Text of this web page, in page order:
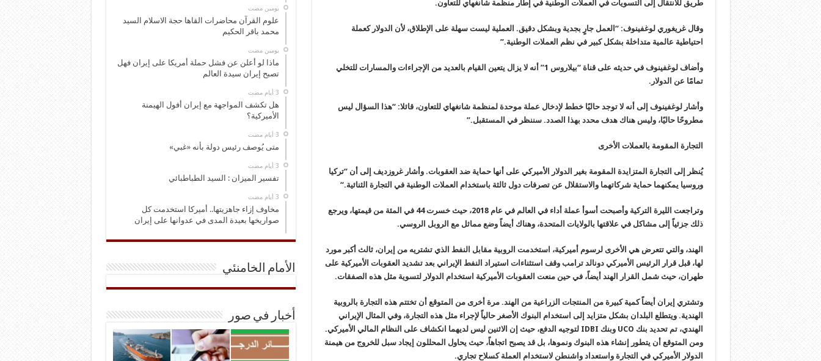
طريق للانتقال إلى التسويات في العملات الوطنية في إطار منظمة شانغهاي للتعاون.
وقال غريغوري لوغفينوف: “العمل جارٍ بجدية وبشكل دقيق. العملية ليست سهلة على الإطلاق، لأن الدولار كعملة
احتياطية عالمية متداخلة بشكل كبير في نظم العملات الوطنية”.
وأضاف لوغفينوف في حديثه على قناة “بيلاروس 1” أنه لا يزال يتعين القيام بالعديد من الإجراءات والمسارات للتخلي
تمامًا عن الدولار .
وأشار لوغفينوف إلى أنه لا توجد حاليًا خطط لإدخال عملة موحدة لمنظمة شانغهاي للتعاون، قائلا: “هذا السؤال ليس
مطروحًا حاليًا، وليس هناك هدف محدد بهذا الصدد. سننظر في المستقبل”.
التجارة المقومة بالعملات الأخرى
يُنظر إلى التجارة المتزايدة المقومة بغير الدولار الأميركي على أنها حماية ضد العقوبات. وأشار غروزديف إلى أن “تركيا
وروسيا يمكنهما حماية شركاتهما والاستقلال عن تصرفات دول ثالثة باستخدام العملات الوطنية في التجارة الثنائية“.
وتراجعت الليرة التركية وأصبحت أسوأ عملة أداء في العالم في عام 2018، حيث خسرت 44 في المئة من قيمتها، ويرجع
ذلك جزئياً إلى مشاكل في علاقتها بالولايات المتحدة، وهناك أيضاً وضع مماثل مع الروبل الروسي.
الهند، والتي تتعرض هي الأخرى لرسوم أميركية، استخدمت الروبية مقابل النفط الذي تشتريه من إيران، ثالث أكبر مورد
لها، قبل قرار الرئيس الأميركي دونالد ترامب وقف استثناءات استيراد النفط الإيراني بعد تشديد العقوبات الأميركية على
طهران، حيث شمل القرار الهند أيضاً، في حين منعت العقوبات الأميركية استخدام الدولار لتسوية مثل هذه الصفقات.
وتشتري إيران أيضاً كمية كبيرة من المنتجات الزراعية من الهند. مرة أخرى من المتوقع أن تختتم هذه التجارة بالروبية
الهندية. ويتطلع البلدان بشكل متزايد إلى استخدام البنوك الأصغر حالياً لإجراء مثل هذه التجارة، وفي المثال الإيراني
الهندي، تم تحديد بنك UCOوبنك IDBIلتوجيه الدفع، حيث إن الاثنين ليس لديهما انكشاف على النظام المالي الأميركي.
ومن المتوقع أن يتطور إنشاء هذه البنوك ونموها، بل قد يصبح اتجاهاً، حيث يحاول المحللون إيجاد سبل للخروج من هيمنة
الدولار الأميركي في التجارة واستعداد واشنطن لاستخدام العملة كسلاح تجاري.
‏يومين مضت
علوم القرآن محاضرات القاها حجة الاسلام السيد
محمد باقر الحكيم
‏يومين مضت
ماذا لو أعلن عن فشل حملة أمريكا على إيران فهل
تصبح إيران سيدة العالم
هل تكشف المواجهة مع إيران أفول الهيمنة
الأميركية؟
متى يُوصف رئيس دولة بأنه «غبي»
تفسير الميزان : السيد الطباطبائي
مخاوف إزاء جاهزيتها.. أميركا استخدمت كل
صواريخها بعيدة المدى في عدوانها على إيران
الأمام الخامنئي
أخبار في صور